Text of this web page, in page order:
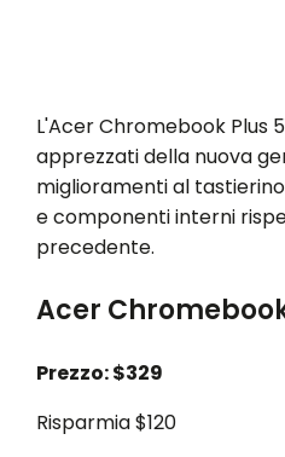
L'Acer Chromebook Plus
apprezzati della nuova
miglioramenti al
e componenti interni
precedente.
Acer
Prezzo: $329
Risparmia $120